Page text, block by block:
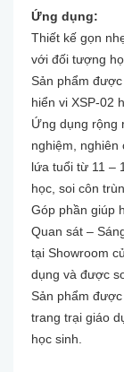
Ứng dụng:
Thiết kế gọn
với đối tượng
Sản phẩm
hiển vi XSP-02
Ứng dụng rộng
nghiệm,
lứa tuổi từ 11 –
học, soi côn
Góp phần giúp
Quan sát –
tại Showroom
dụng và được
Sản phẩm
trang trại giáo
học sinh.